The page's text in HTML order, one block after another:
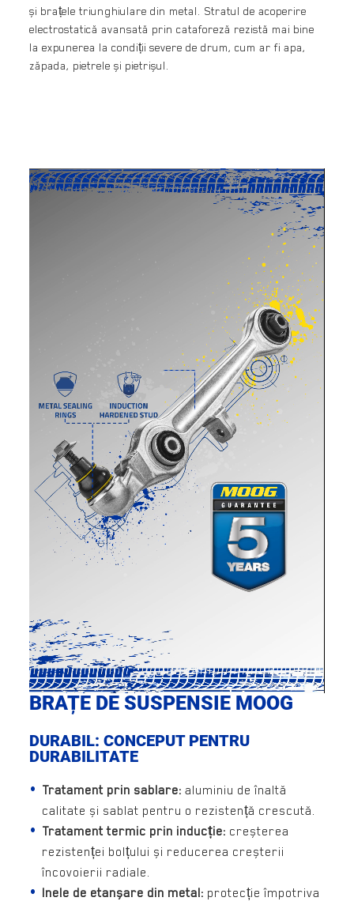
și brațele triunghiulare din metal. Stratul de acoperire
electrostatică avansată prin cataforeză rezistă mai bine
la expunerea la condiții severe de drum, cum ar fi apa,
zăpada, pietrele și pietrișul.
BRAȚE DE SUSPENSIE MOOG
DURABIL: CONCEPUT PENTRU
DURABILITATE
Tratament prin sablare: aluminiu de înaltă
calitate și sablat pentru o rezistență crescută.
Tratament termic prin inducție: creșterea
rezistenței bolțului și reducerea creșterii
încovoierii radiale.
Inele de etanșare din metal: protecție împotriva